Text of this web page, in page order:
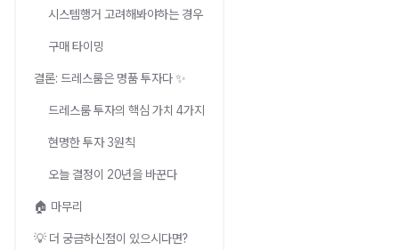
시스템행거 고려해봐야하는 경우
구매 타이밍
결론: 드레스룸은 명품 투자다 ✨
드레스룸 투자의 핵심 가치 4가지
현명한 투자 3원칙
오늘 결정이 20년을 바꾼다
🏠 마무리
💡 더 궁금하신점이 있으시다면?